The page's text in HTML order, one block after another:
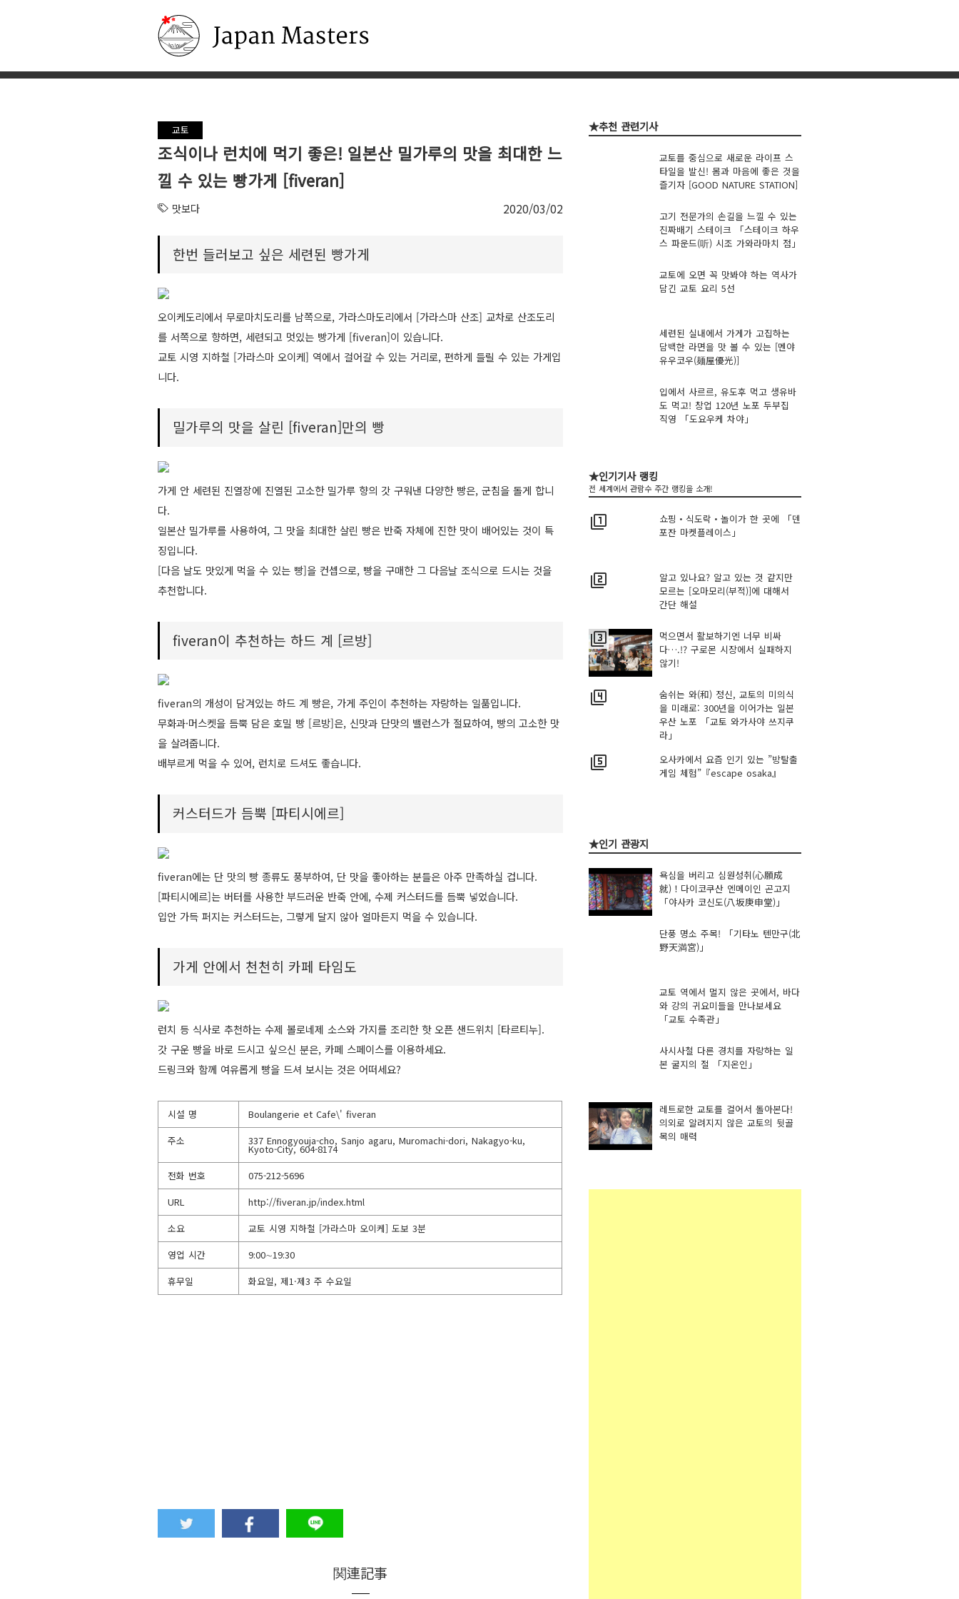
교토
조식이나 런치에 먹기 좋은! 일본산 밀가루의 맛을 최대한 느
낄 수 있는 빵가게 [fiveran]
맛보다 2020/03/02
한번 들러보고 싶은 세련된 빵가게
오이케도리에서 무로마치도리를 남쪽으로, 가라스마도리에서 [가라스마 산조] 교차로 산조도리
를 서쪽으로 향하면, 세련되고 멋있는 빵가게 [fiveran]이 있습니다.
교토 시영 지하철 [가라스마 오이케] 역에서 걸어갈 수 있는 거리로, 편하게 들릴 수 있는 가게입
니다.
밀가루의 맛을 살린 [fiveran]만의 빵
가게 안 세련된 진열장에 진열된 고소한 밀가루 향의 갓 구워낸 다양한 빵은, 군침을 돌게 합니
다.
일본산 밀가루를 사용하여, 그 맛을 최대한 살린 빵은 반죽 자체에 진한 맛이 배어있는 것이 특
징입니다.
[다음 날도 맛있게 먹을 수 있는 빵]을 컨셉으로, 빵을 구매한 그 다음날 조식으로 드시는 것을
추천합니다.
fiveran이 추천하는 하드 계 [르방]
fiveran의 개성이 담겨있는 하드 계 빵은, 가게 주인이 추천하는 자랑하는 일품입니다.
무화과·머스켓을 듬뿍 담은 호밀 빵 [르방]은, 신맛과 단맛의 밸런스가 절묘하여, 빵의 고소한 맛
을 살려줍니다.
배부르게 먹을 수 있어, 런치로 드셔도 좋습니다.
커스터드가 듬뿍 [파티시에르]
fiveran에는 단 맛의 빵 종류도 풍부하여, 단 맛을 좋아하는 분들은 아주 만족하실 겁니다.
[파티시에르]는 버터를 사용한 부드러운 반죽 안에, 수제 커스터드를 듬뿍 넣었습니다.
입안 가득 퍼지는 커스터드는, 그렇게 달지 않아 얼마든지 먹을 수 있습니다.
가게 안에서 천천히 카페 타임도
런치 등 식사로 추천하는 수제 볼로네제 소스와 가지를 조리한 핫 오픈 샌드위치 [타르티누].
갓 구운 빵을 바로 드시고 싶으신 분은, 카페 스페이스를 이용하세요.
드링크와 함께 여유롭게 빵을 드셔 보시는 것은 어떠세요?
시설 명
Boulangerie et Cafe\' fiveran
주소
337 Ennogyouja-cho, Sanjo agaru, Muromachi-dori, Nakagyo-ku,
Kyoto-City, 604-8174
전화 번호
075-212-5696
URL
http://fiveran.jp/index.html
소요
교토 시영 지하철 [가라스마 오이케] 도보 3분
영업 시간
9:00∼19:30
휴무일
화요일, 제1·제3 주 수요일
関連記事
★추천 관련기사
교토를 중심으로 새로운 라이프 스
타일을 발신! 몸과 마음에 좋은 것을
즐기자 [GOOD NATURE STATION]
고기 전문가의 손길을 느낄 수 있는
진짜배기 스테이크 「스테이크 하우
스 파운드(听) 시조 가와라마치 점」
교토에 오면 꼭 맛봐야 하는 역사가
담긴 교토 요리 5선
세련된 실내에서 가게가 고집하는
담백한 라면을 맛 볼 수 있는 [멘야
유우코우(麺屋優光)]
입에서 사르르, 유도후 먹고 생유바
도 먹고! 창업 120년 노포 두부집
직영 「도요우케 차야」
★인기기사 랭킹
전 세계에서 관람수 주간 랭킹을 소개!
filter_1
쇼핑・식도락・놀이가 한 곳에 「덴
포잔 마켓플레이스」
filter_2
알고 있나요? 알고 있는 것 같지만
모르는 [오마모리(부적)]에 대해서
간단 해설
filter_3
먹으면서 활보하기엔 너무 비싸
다….!? 구로몬 시장에서 실패하지
않기!
filter_4
숨쉬는 와(和) 정신, 교토의 미의식
을 미래로: 300년을 이어가는 일본
우산 노포 「교토 와가사야 쓰지쿠
라」
filter_5
오사카에서 요즘 인기 있는 ”방탈출
게임 체험”『escape osaka』
★인기 관광지
욕심을 버리고 심원성취(心願成
就)！다이코쿠산 엔메이인 곤고지
「야사카 코신도(八坂庚申堂)」
단풍 명소 주목! 「기타노 텐만구(北
野天満宮)」
교토 역에서 멀지 않은 곳에서, 바다
와 강의 귀요미들을 만나보세요
「교토 수족관」
사시사철 다른 경치를 자랑하는 일
본 굴지의 절 「지온인」
레트로한 교토를 걸어서 돌아본다!
의외로 알려지지 않은 교토의 뒷골
목의 매력